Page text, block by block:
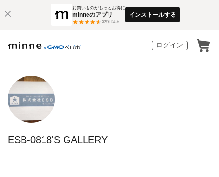
お買いものがもっとお得に
minneのアプリ
3万件以上
インストールする
ログイン
ESB-0818'S GALLERY